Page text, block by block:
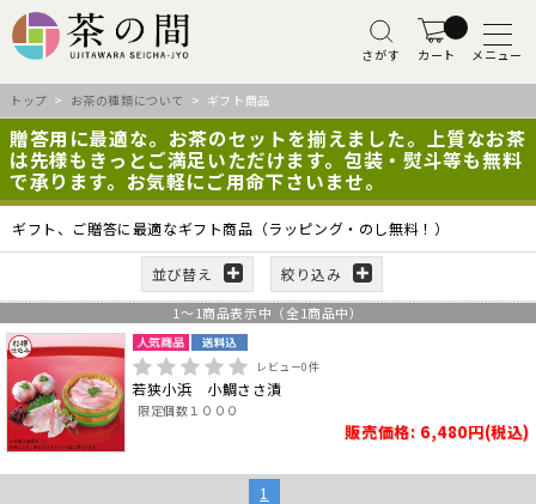
さがす カート メニュー
トップ > お茶の種類について > ギフト商品
贈答用に最適な。お茶のセットを揃えました。上質なお茶
は先様もきっとご満足いただけます。包装・熨斗等も無料
で承ります。お気軽にご用命下さいませ。
ギフト、ご贈答に最適なギフト商品（ラッピング・のし無料！）
並び替え 絞り込み
1 ～ 1商品表示中（全 1商品中）
レビュー0件
若狭小浜 小鯛ささ漬
限定個数１０００
販売価格: 6,480円(税込)
1